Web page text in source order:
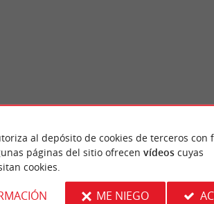
Esta torre
Versión francesa: El Claustro de los
siglo XIV y está catalogado como
206 m - Saint-Émilion
al depósito de cookies de terceros con
páginas del sitio ofrecen vídeoscuyas
cookies.
ME NIEGO